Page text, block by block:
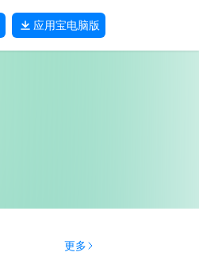
应用宝电脑版
更多